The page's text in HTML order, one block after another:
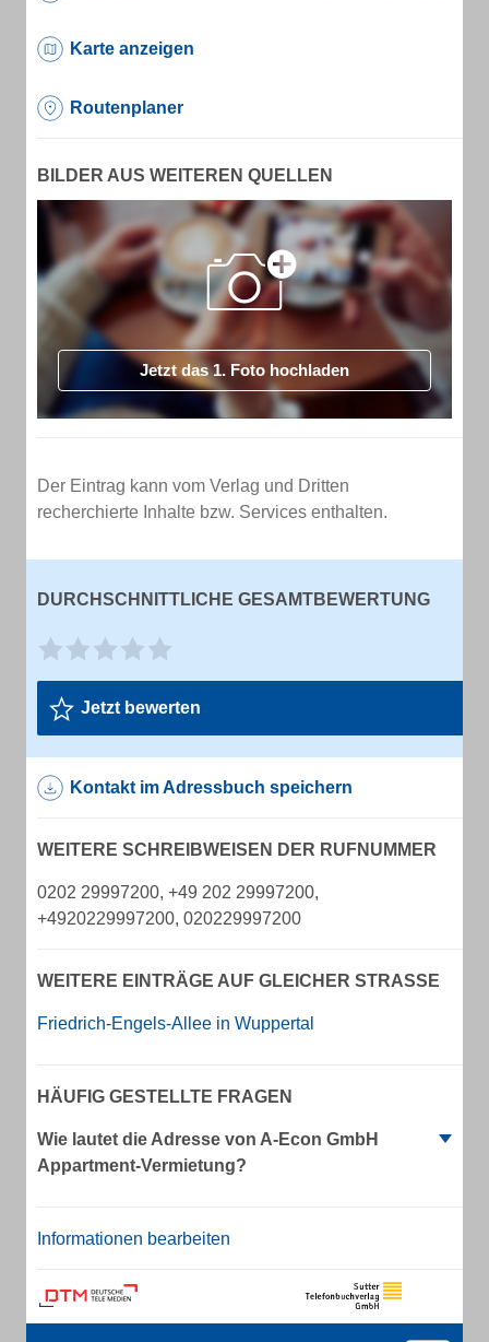
Karte anzeigen
Routenplaner
BILDER AUS WEITEREN QUELLEN
Jetzt das 1. Foto hochladen
Der Eintrag kann vom Verlag und Dritten
recherchierte Inhalte bzw. Services enthalten.
DURCHSCHNITTLICHE GESAMTBEWERTUNG
Jetzt bewerten
Kontakt im Adressbuch speichern
WEITERE SCHREIBWEISEN DER RUFNUMMER
0202 29997200, +49 202 29997200,
+4920229997200, 020229997200
WEITERE EINTRÄGE AUF GLEICHER STRASSE
Friedrich-Engels-Allee in Wuppertal
HÄUFIG GESTELLTE FRAGEN
Wie lautet die Adresse von A-Econ GmbH
Appartment-Vermietung?
Informationen bearbeiten